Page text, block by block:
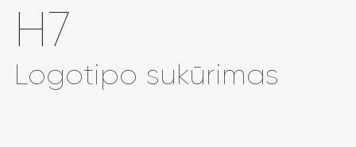
H7
Logotipo sukūrimas